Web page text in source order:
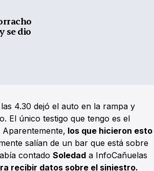
se dio
4.30 dejó el auto en la rampa y
El único testigo que tengo es el
los que hicieron esto
salían de un bar que está sobre
contado Soledad a InfoCañuelas
recibir datos sobre el siniestro.